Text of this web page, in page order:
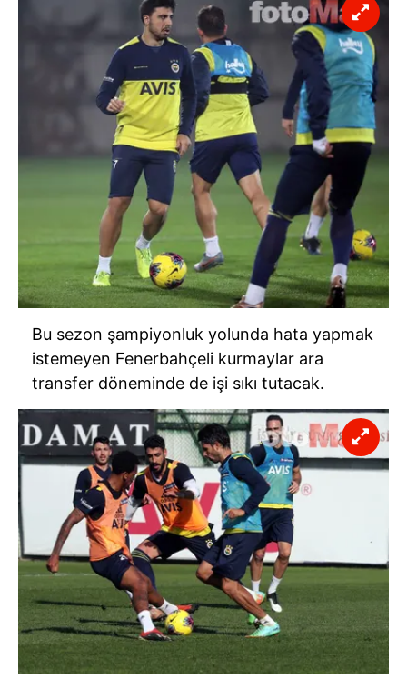
Bu sezon şampiyonluk yolunda hata yapmak
istemeyen Fenerbahçeli kurmaylar ara
transfer döneminde de işi sıkı tutacak.